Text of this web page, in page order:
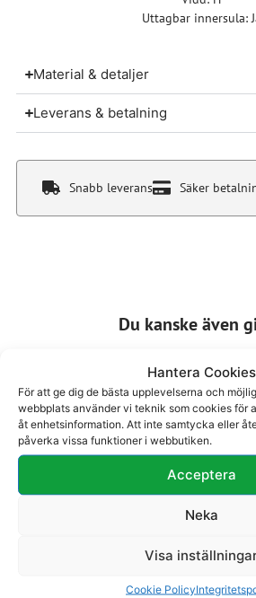
Hantera Cookies
För att ge dig de bästa upplevelserna och
webbplats använder vi teknik som cookies för
åt enhetsinformation. Att inte samtycka eller
påverka vissa funktioner i webbutiken.
Acceptera
Neka
Visa
Cookie Policy
Uttagbar innersula:
Material & detaljer
Leverans & betalning
Snabb leverans Säker
Du kanske även
1595kr